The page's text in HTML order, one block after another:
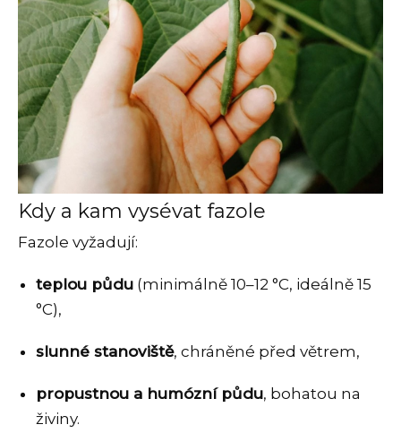
Kdy a kam vysévat fazole
Fazole vyžadují:
teplou půdu (minimálně 10–12 °C, ideálně 15
°C),
slunné stanoviště, chráněné před větrem,
propustnou a humózní půdu, bohatou na
živiny.